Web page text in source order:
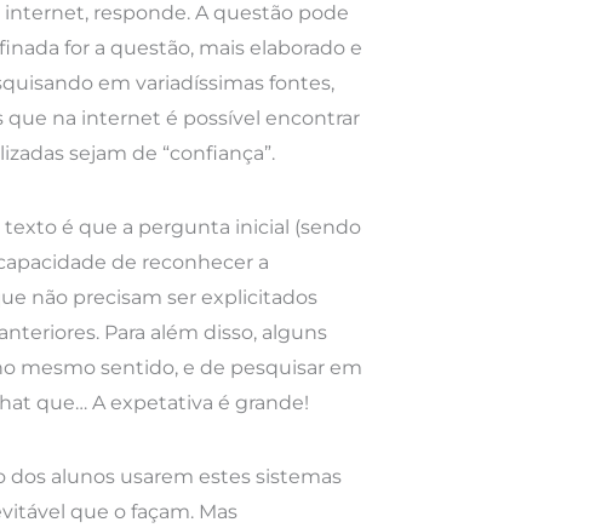
responde. A questão pode
for a questão, mais elaborado e
em variadíssimas fontes,
que na internet é possível encontrar
sejam de “confiança”.
texto é que a pergunta inicial (sendo
de reconhecer a
não precisam ser explicitados
Para além disso, alguns
mesmo sentido, e de pesquisar em
que… A expetativa é grande!
alunos usarem estes sistemas
que o façam. Mas